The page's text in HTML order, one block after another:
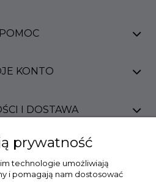
POMOC
KONTO
I DOSTAWA
prywatność
technologie umożliwiają
i pomagają nam dostosować